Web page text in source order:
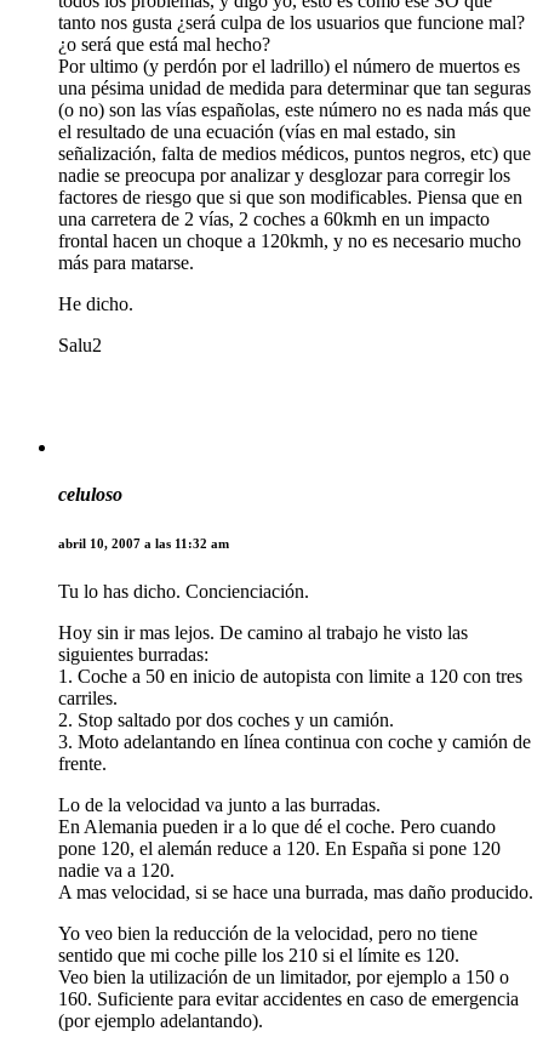
tanto nos gusta ¿será culpa de los usuarios que funcione mal?
¿o será que está mal hecho?
Por ultimo (y perdón por el ladrillo) el número de muertos es
una pésima unidad de medida para determinar que tan seguras
(o no) son las vías españolas, este número no es nada más que
el resultado de una ecuación (vías en mal estado, sin
señalización, falta de medios médicos, puntos negros, etc) que
nadie se preocupa por analizar y desglozar para corregir los
factores de riesgo que si que son modificables. Piensa que en
una carretera de 2 vías, 2 coches a 60kmh en un impacto
frontal hacen un choque a 120kmh, y no es necesario mucho
más para matarse.
He dicho.
Salu2
celuloso
abril 10, 2007 a las 11:32 am
Tu lo has dicho. Concienciación.
Hoy sin ir mas lejos. De camino al trabajo he visto las
siguientes burradas:
1. Coche a 50 en inicio de autopista con limite a 120 con tres
carriles.
2. Stop saltado por dos coches y un camión.
3. Moto adelantando en línea continua con coche y camión de
frente.
Lo de la velocidad va junto a las burradas.
En Alemania pueden ir a lo que dé el coche. Pero cuando
pone 120, el alemán reduce a 120. En España si pone 120
nadie va a 120.
A mas velocidad, si se hace una burrada, mas daño producido.
Yo veo bien la reducción de la velocidad, pero no tiene
sentido que mi coche pille los 210 si el límite es 120.
Veo bien la utilización de un limitador, por ejemplo a 150 o
160. Suficiente para evitar accidentes en caso de emergencia
(por ejemplo adelantando).